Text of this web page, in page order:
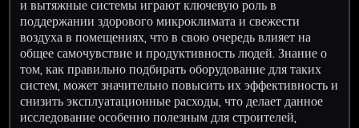
и вытяжные системы играют ключевую роль в
поддержании здорового микроклимата и свежести
воздуха в помещениях, что в свою очередь влияет на
общее самочувствие и продуктивность людей. Знание о
том, как правильно подбирать оборудование для таких
систем, может значительно повысить их эффективность и
снизить эксплуатационные расходы, что делает данное
исследование особенно полезным для строителей,